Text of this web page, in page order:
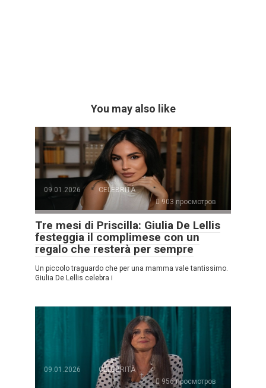
You may also like
09.01.2026
CELEBRITÀ
903 просмотров
Tre mesi di Priscilla: Giulia De Lellis
festeggia il complimese con un
regalo che resterà per sempre
Un piccolo traguardo che per una mamma vale tantissimo.
Giulia De Lellis celebra i
09.01.2026
CELEBRITÀ
956 просмотров